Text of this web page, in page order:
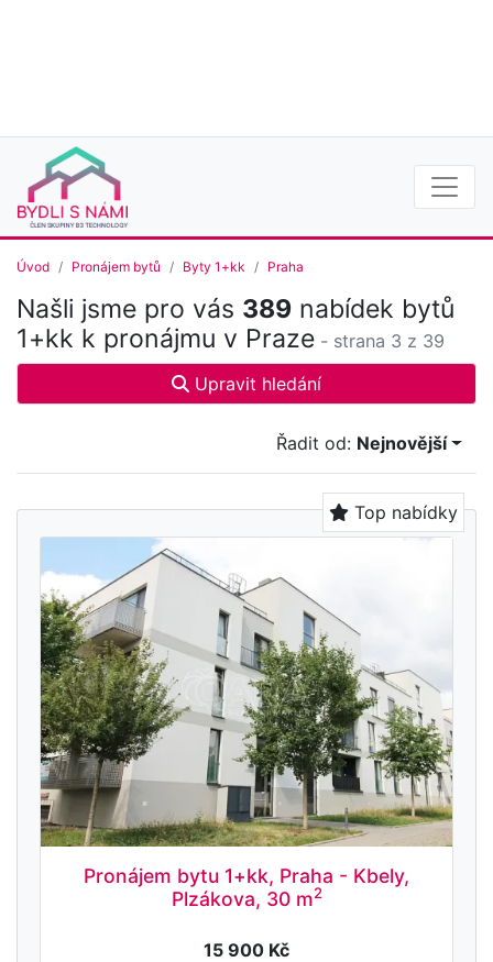
Úvod Pronájem bytů Byty 1+kk Praha
Našli jsme pro vás 389 nabídek bytů
1+kk k pronájmu v Praze - strana 3 z 39
Upravit hledání
Řadit od: Nejnovější
Top nabídky
Pronájem bytu 1+kk, Praha - Kbely,
Plzákova, 30 m2
15 900 Kč